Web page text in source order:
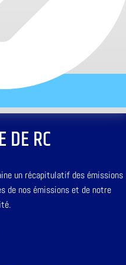
DE RC
un récapitulatif des émissions
de nos émissions et de notre